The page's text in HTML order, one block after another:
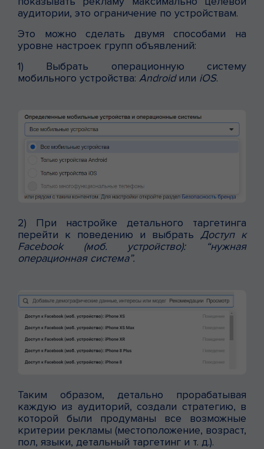
аудитории, это ограничение по устройствам.
Это можно сделать двумя способами на
уровне настроек групп объявлений:
1) Выбрать операционную систему
мобильного устройства: Androidили iOS.
2) При настройке детального таргетинга
перейти к поведению и выбрать Доступ к
Facebook (моб. устройство): “нужная
операционная система”.
Таким образом, детально прорабатывая
каждую из аудиторий, создали стратегию, в
которой были продуманы все возможные
критерии рекламы (местоположение, возраст,
пол, языки, детальный таргетинг и т. д.).